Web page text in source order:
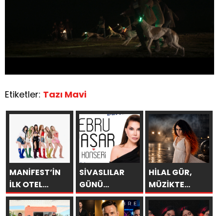
Etiketler: Tazı Mavi
MANİFEST’İN
İLK OTEL
KONSERİ 7
AĞUSTOS’TA
SİVASLILAR
GÜNÜ
KUTLAMALARINDA
EBRU YAŞAR
HİLAL GÜR,
MÜZİKTE
YARAYI